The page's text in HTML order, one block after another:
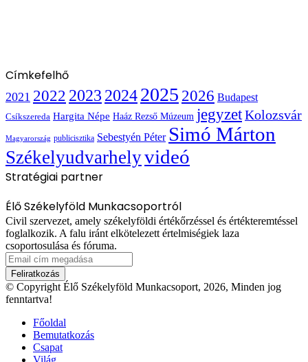
Címkefelhő
2021 2022 2023 20242025 2026 Budapest
Csíkszereda Hargita Népe Haáz Rezső Múzeum jegyzetKolozsvár
Magyarország publicisztika Sebestyén Péter Simó Márton
Székelyudvarhelyvideó
Stratégiai partner
Élő Székelyföld Munkacsoportról
Civil szervezet, amely székelyföldi értékőrzéssel és értékteremtéssel
foglalkozik. A falu iránt elkötelezett értelmiségiek laza
csoportosulása és fóruma.
Email
cím
megadása
© Copyright Élő Székelyföld Munkacsoport, 2026, Minden jog
fenntartva!
Főoldal
Bemutatkozás
Csapat